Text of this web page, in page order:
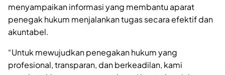
menyampaikan informasi yang membantu aparat
penegak hukum menjalankan tugas secara efektif dan
akuntabel.
“Untuk mewujudkan penegakan hukum yang
profesional, transparan, dan berkeadilan, kami